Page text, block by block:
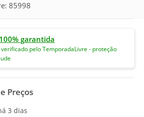
85998
garantida
pelo TemporadaLivre - proteção
Preços
3 dias